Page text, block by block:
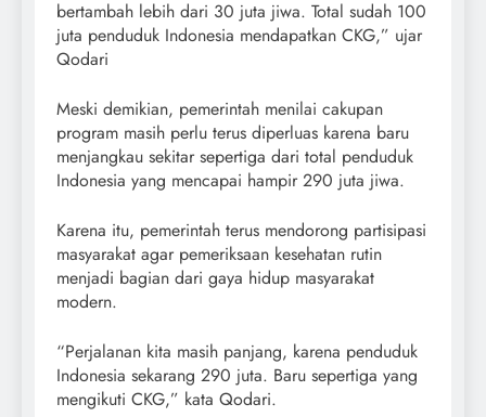
bertambah lebih dari 30 juta jiwa. Total sudah 100
juta penduduk Indonesia mendapatkan CKG,” ujar
Qodari
Meski demikian, pemerintah menilai cakupan
program masih perlu terus diperluas karena baru
menjangkau sekitar sepertiga dari total penduduk
Indonesia yang mencapai hampir 290 juta jiwa.
Karena itu, pemerintah terus mendorong partisipasi
masyarakat agar pemeriksaan kesehatan rutin
menjadi bagian dari gaya hidup masyarakat
modern.
“Perjalanan kita masih panjang, karena penduduk
Indonesia sekarang 290 juta. Baru sepertiga yang
mengikuti CKG,” kata Qodari.